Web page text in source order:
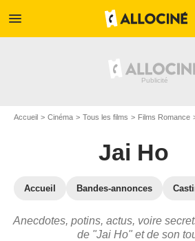
menu
Accueil Cinéma Tous les films Films Romance
Jai Ho
Accueil Bandes-annonces
Anecdotes, potins, actus, voire
de "Jai Ho" et de son